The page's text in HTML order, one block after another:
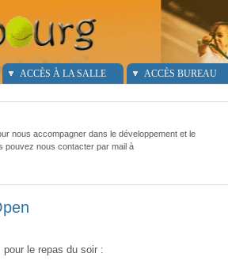
ACCÈS À LA SALLE ACCÈS BUREAU
nous accompagner dans le développement et le
pouvez nous contacter par mail à
le repas du soir :